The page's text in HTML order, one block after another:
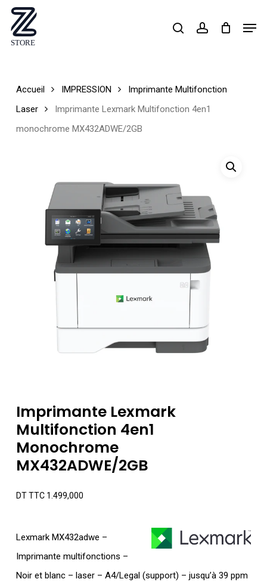
Skip
main
searchaccount
Accueil IMPRESSION
Imprimante Multifonction
Laser
Imprimante Lexmark Multifonction 4en1
monochrome MX432ADWE/2GB
Imprimante Lexmark
Multifonction 4en1
Monochrome
MX432ADWE/2GB
DT TTC1.499,000
Lexmark MX432adwe –
Imprimante multifonctions –
Noir et blanc – laser – A4/Legal (support) – jusqu’à 39 ppm